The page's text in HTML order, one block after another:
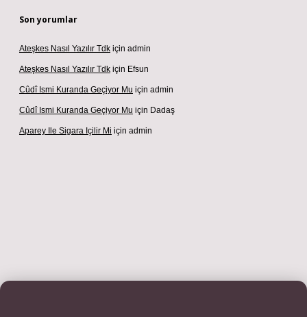
Son yorumlar
Ateşkes Nasıl Yazılır Tdk için admin
Ateşkes Nasıl Yazılır Tdk için Efsun
Cûdî Ismi Kuranda Geçiyor Mu için admin
Cûdî Ismi Kuranda Geçiyor Mu için Dadaş
Aparey Ile Sigara Içilir Mi için admin
adresibetexper.xyzm elexbet